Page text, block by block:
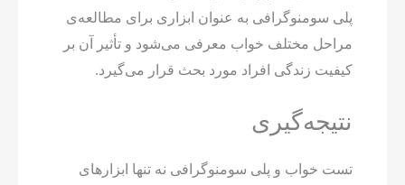
پلی سومنوگرافی به عنوان ابزاری برای مطالعه‌ی
مراحل مختلف خواب معرفی می‌شود و تأثیر آن بر
کیفیت زندگی افراد مورد بحث قرار می‌گیرد.
نتیجه‌گیری
تست خواب و پلی سومنوگرافی نه تنها ابزارهای